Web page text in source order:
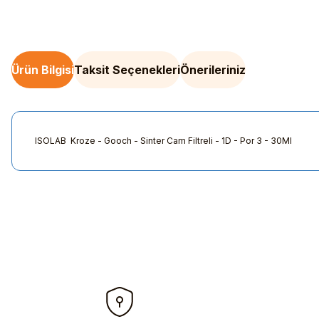
Ürün BilgisiTaksit SeçenekleriÖnerileriniz
ISOLAB Kroze - Gooch - Sinter Cam Filtreli - 1D - Por 3 - 30Ml
Ürün bilgilerinde hatalar bulunuyor.
Ürün fiyatı diğer sitelerden daha pahalı.